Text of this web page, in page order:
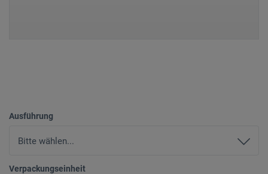
Ausführung
Verpackungseinheit